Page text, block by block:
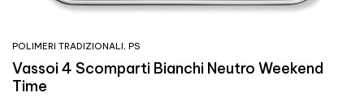
POLIMERI TRADIZIONALI, PS
Vassoi 4 Scomparti Bianchi Neutro Weekend
Time